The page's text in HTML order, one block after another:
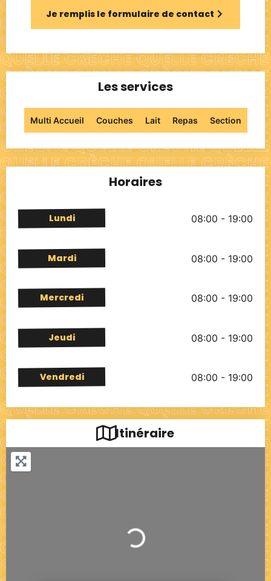
Je remplis le formulaire de contact
Les services
Multi Accueil Couches Lait Repas Section
Horaires
Lundi 08:00 - 19:00
Mardi 08:00 - 19:00
Mercredi 08:00 - 19:00
Jeudi 08:00 - 19:00
Vendredi 08:00 - 19:00
Itinéraire
Chargement...